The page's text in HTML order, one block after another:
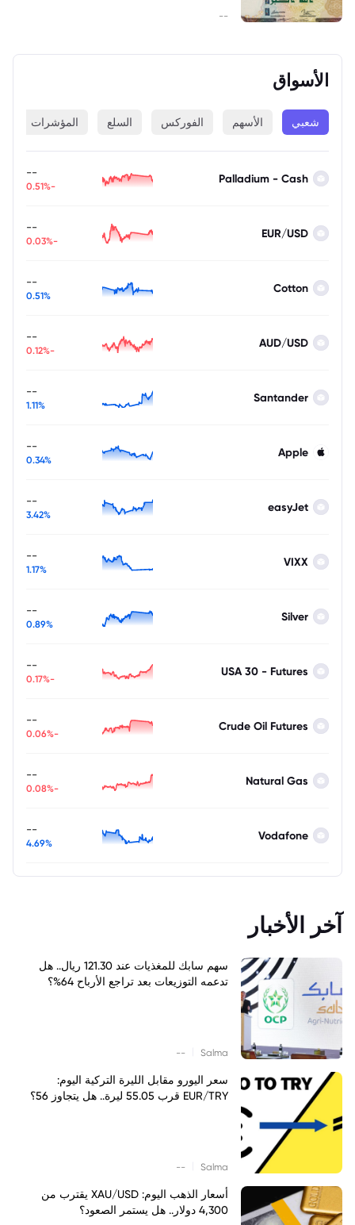
--
الأسواق
شعبي الأسهم الفوركس السلع المؤشرات
Palladium - Cash
--
-0.51%
EUR/USD
--
-0.03%
Cotton
--
0.51%
AUD/USD
--
-0.12%
Santander
--
1.11%
Apple
--
0.34%
easyJet
--
3.42%
VIXX
--
1.17%
Silver
--
0.89%
USA 30 - Futures
--
-0.17%
Crude Oil Futures
--
-0.06%
Natural Gas
--
-0.08%
Vodafone
--
4.69%
آخر الأخبار
سهم سابك للمغذيات عند 121.30 ريال.. هل
تدعمه التوزيعات بعد تراجع الأرباح 64%؟
Salma
--
سعر اليورو مقابل الليرة التركية اليوم:
EUR/TRY قرب 55.05 ليرة.. هل يتجاوز 56؟
Salma
--
أسعار الذهب اليوم: XAU/USD يقترب من
4,300 دولار.. هل يستمر الصعود؟